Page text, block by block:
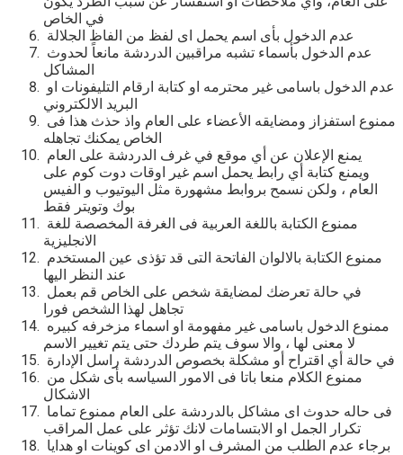
في الخاص
عدم الدخول بأى اسم يحمل اى لفظ من الفاظ الجلالة
المشاكل
البريد الالكتروني
الخاص يمكنك تجاهله
ويمنع كتابة أي رابط يحمل اسم غير اوقات دوت كوم على
العام ، ولكن نسمح بروابط مشهورة مثل اليوتيوب و الفيس
بوك وتويتر فقط
الانجليزية
عند النظر اليها
تجاهل لهذا الشخص فورا
لا معنى لها ، والا سوف يتم طردك حتى يتم تغيير الاسم
في حالة أي اقتراح أو مشكلة بخصوص الدردشة راسل الإدارة
الاشكال
تكرار الجمل او الابتسامات لانك تؤثر على عمل المراقب